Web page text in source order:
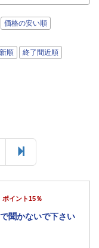
価格の安い順
順
終了間近順
ポイント15％
聞かないで下さい